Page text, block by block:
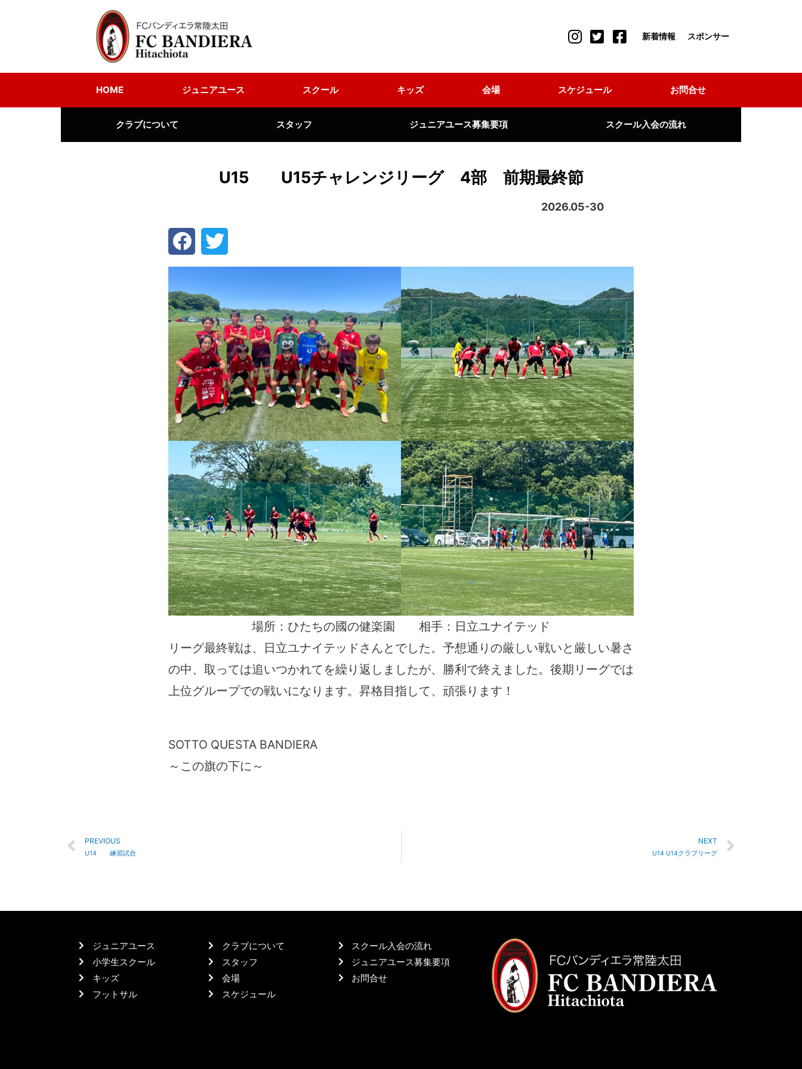
新着情報 スポンサー
HOME ジュニアユース スクール キッズ 会場 スケジュール お問合せ
クラブについて スタッフ ジュニアユース募集要項 スクール入会の流れ
U15 U15チャレンジリーグ 4部 前期最終節
2026.05-30
場所：ひたちの國の健楽園 相手：日立ユナイテッド
リーグ最終戦は、日立ユナイテッドさんとでした。予想通りの厳しい戦いと厳しい暑さ
の中、取っては追いつかれてを繰り返しましたが、勝利で終えました。後期リーグでは
上位グループでの戦いになります。昇格目指して、頑張ります！
SOTTO QUESTA BANDIERA
～この旗の下に～
PREVIOUS
U14 練習試合
NEXT
U14 U14クラブリーグ
ジュニアユース
小学生スクール
キッズ
フットサル
クラブについて
スタッフ
会場
スケジュール
スクール入会の流れ
ジュニアユース募集要項
お問合せ